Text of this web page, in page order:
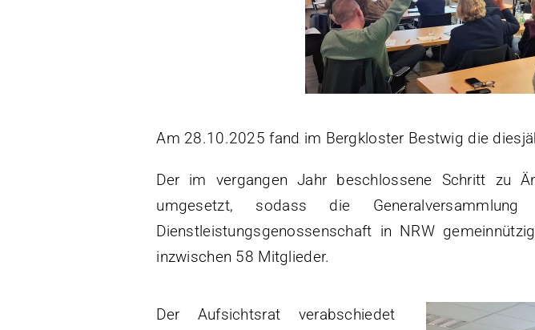
Am 28.10.2025 fand im Bergkloster Bestwig die
Der im vergangen Jahr beschlossene Schritt zu
umgesetzt, sodass die
Dienstleistungsgenossenschaft in NRW
inzwischen 58 Mitglieder.
Der Aufsichtsrat verabschiedet